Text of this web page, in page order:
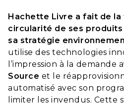
Hachette Livre a fait de la
circularité de ses produits
sa stratégie
utilise des technologies
l’impression à la demande
Source et le
automatisé avec son
limiter les invendus. Cette